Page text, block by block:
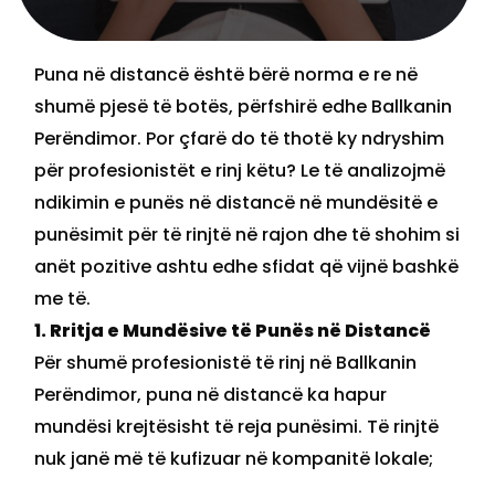
Puna në distancë është bërë norma e re në
shumë pjesë të botës, përfshirë edhe Ballkanin
Perëndimor. Por çfarë do të thotë ky ndryshim
për profesionistët e rinj këtu? Le të analizojmë
ndikimin e punës në distancë në mundësitë e
punësimit për të rinjtë në rajon dhe të shohim si
anët pozitive ashtu edhe sfidat që vijnë bashkë
me të.
1. Rritja e Mundësive të Punës në Distancë
Për shumë profesionistë të rinj në Ballkanin
Perëndimor, puna në distancë ka hapur
mundësi krejtësisht të reja punësimi. Të rinjtë
nuk janë më të kufizuar në kompanitë lokale;